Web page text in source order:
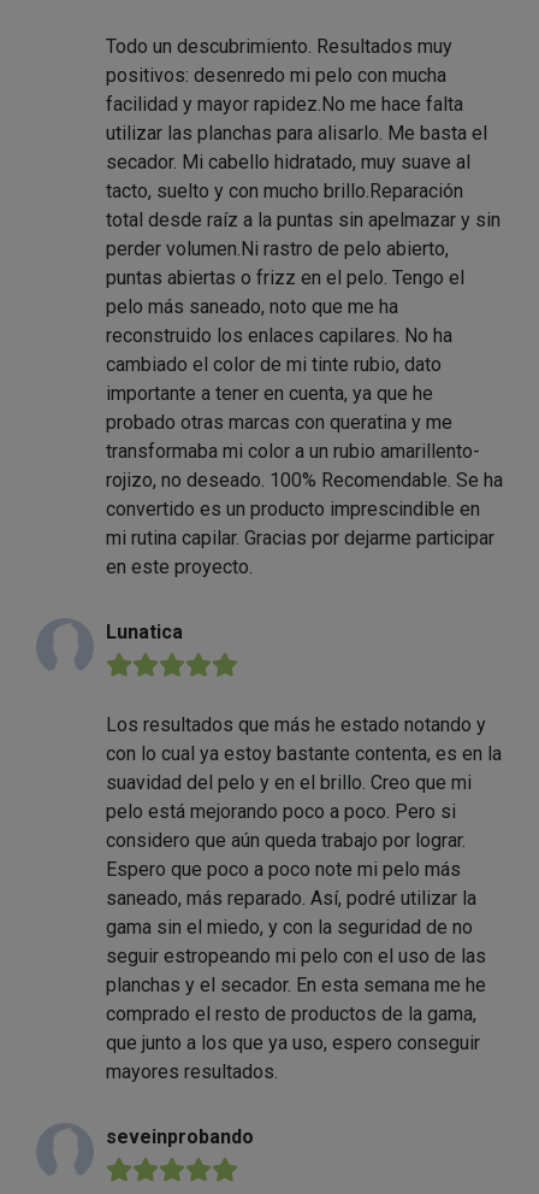
Todo un descubrimiento. Resultados muy
positivos: desenredo mi pelo con mucha
facilidad y mayor rapidez.No me hace falta
utilizar las planchas para alisarlo. Me basta el
secador. Mi cabello hidratado, muy suave al
tacto, suelto y con mucho brillo.Reparación
total desde raíz a la puntas sin apelmazar y sin
perder volumen.Ni rastro de pelo abierto,
puntas abiertas o frizz en el pelo. Tengo el
pelo más saneado, noto que me ha
reconstruido los enlaces capilares. No ha
cambiado el color de mi tinte rubio, dato
importante a tener en cuenta, ya que he
probado otras marcas con queratina y me
transformaba mi color a un rubio amarillento-
rojizo, no deseado. 100% Recomendable. Se ha
convertido es un producto imprescindible en
mi rutina capilar. Gracias por dejarme participar
en este proyecto.
Lunatica
★★★★★
Los resultados que más he estado notando y
con lo cual ya estoy bastante contenta, es en la
suavidad del pelo y en el brillo. Creo que mi
pelo está mejorando poco a poco. Pero si
considero que aún queda trabajo por lograr.
Espero que poco a poco note mi pelo más
saneado, más reparado. Así, podré utilizar la
gama sin el miedo, y con la seguridad de no
seguir estropeando mi pelo con el uso de las
planchas y el secador. En esta semana me he
comprado el resto de productos de la gama,
que junto a los que ya uso, espero conseguir
mayores resultados.
seveinprobando
★★★★★